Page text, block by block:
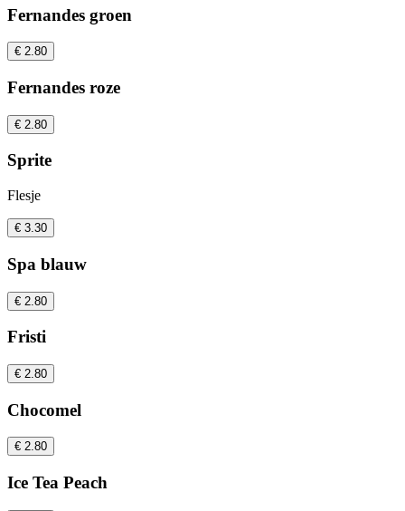
Fernandes groen
€ 2.80
Fernandes roze
€ 2.80
Sprite
Flesje
€ 3.30
Spa blauw
€ 2.80
Fristi
€ 2.80
Chocomel
€ 2.80
Ice Tea Peach